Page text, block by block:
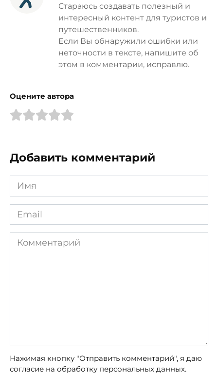
Стараюсь создавать полезный и
интересный контент для туристов и
путешественников.
Если Вы обнаружили ошибки или
неточности в тексте, напишите об
этом в комментарии, исправлю.
Оцените автора
Добавить комментарий
Имя
*
Email
*
Комментарий
Нажимая кнопку "Отправить комментарий", я даю
согласие на обработку персональных данных.